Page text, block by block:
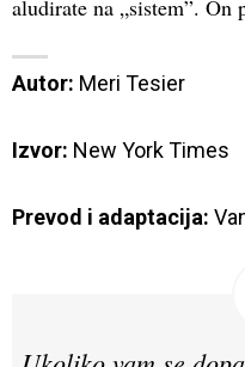
aludirate na „sistem”. On
Autor: Meri Tesier
Izvor: New York Times
Prevod i adaptacija: